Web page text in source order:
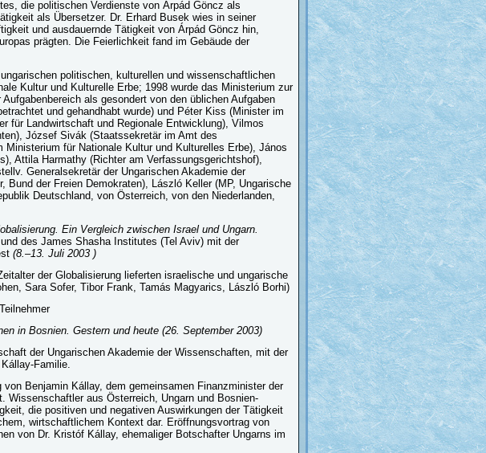
die politischen Verdienste von Árpád Göncz als
als Übersetzer. Dr. Erhard Busek wies in seiner
und ausdauernde Tätigkeit von Árpád Göncz hin,
prägten. Die Feierlichkeit fand im Gebäude der
politischen, kulturellen und wissenschaftlichen
Kultur und Kulturelle Erbe; 1998 wurde das Ministerium zur
als gesondert von den üblichen Aufgaben
und gehandhabt wurde) und Péter Kiss (Minister im
für Landwirtschaft und Regionale Entwicklung), Vilmos
József Sivák (Staatssekretär im Amt des
für Nationale Kultur und Kulturelles Erbe), János
Attila Harmathy (Richter am Verfassungsgerichtshof),
Generalsekretär der Ungarischen Akademie der
der Freien Demokraten), László Keller (MP, Ungarische
Deutschland, von Österreich, von den Niederlanden,
Ein Vergleich zwischen Israel und Ungarn.
des James Shasha Institutes (Tel Aviv) mit der
(8.–13. Juli 2003 )
der Globalisierung lieferten israelische und ungarische
Sara Sofer, Tibor Frank, Tamás Magyarics, László Borhi)
in Bosnien. Gestern und heute (26. September 2003)
der Ungarischen Akademie der Wissenschaften, mit der
Familie.
Benjamin Kállay, dem gemeinsamen Finanzminister der
Wissenschaftler aus Österreich, Ungarn und Bosnien-
die positiven und negativen Auswirkungen der Tätigkeit
wirtschaftlichem Kontext dar. Eröffnungsvortrag von
von Dr. Kristóf Kállay, ehemaliger Botschafter Ungarns im